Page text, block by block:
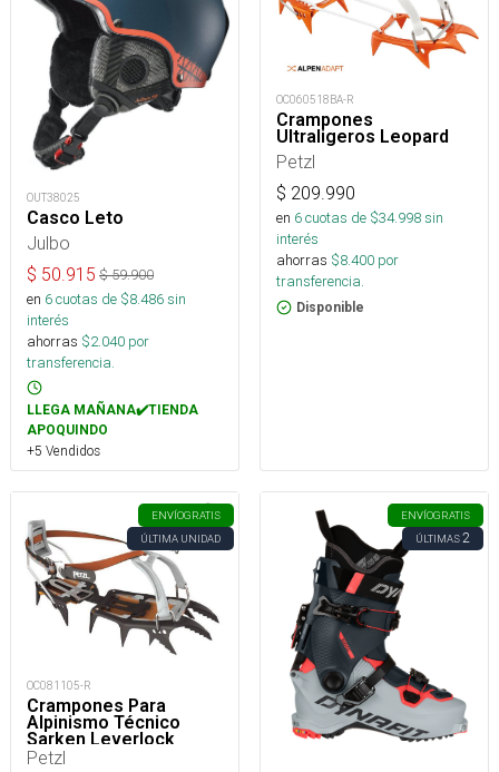
OUT38025
Casco Leto
Julbo
$ 50.915 $59.900
en 6cuotas de $8.486sin
interés
ahorras $2.040 por
transferencia.
LLEGA MAÑANA✔️TIENDA
APOQUINDO
+5 Vendidos
OC060518BA-R
Crampones
Ultraligeros Leopard
Petzl
$ 209.990
en 6cuotas de $34.998sin
interés
ahorras $8.400 por
transferencia.
Disponible
ENVÍOGRATIS
ÚLTIMA UNIDAD
OC081105-R
Crampones Para
Alpinismo Técnico
Sarken Leverlock
Universel
Petzl
ENVÍOGRATIS
ÚLTIMAS2